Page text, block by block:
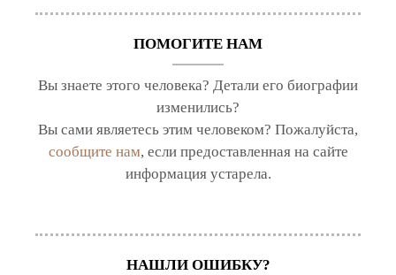
ПОМОГИТЕ НАМ
Вы знаете этого человека? Детали его биографии
изменились?
Вы сами являетесь этим человеком? Пожалуйста,
сообщите нам, если предоставленная на сайте
информация устарела.
НАШЛИ ОШИБКУ?